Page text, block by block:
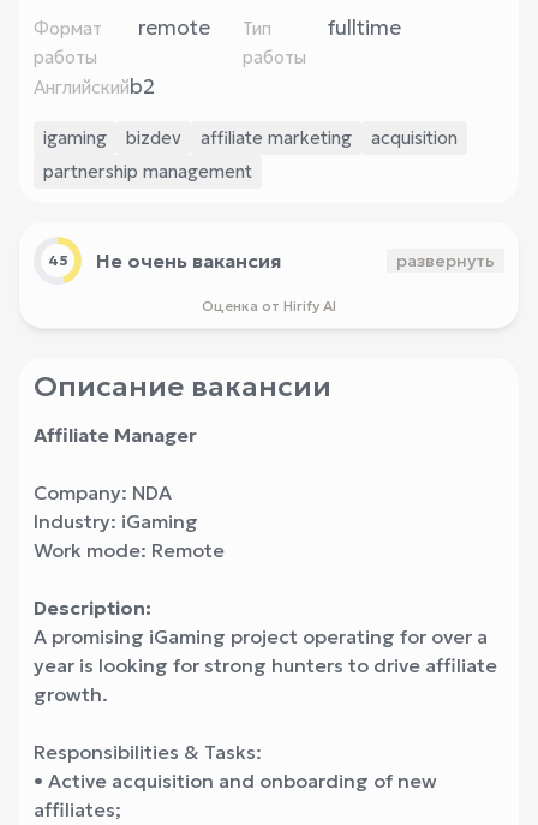
Формат
работы
remote
Тип
работы
fulltime
Английскийb2
igaming bizdev affiliate marketing
acquisition
partnership management
45 Не очень вакансия развернуть
Оценка от Hirify AI
Описание вакансии
Affiliate Manager
Company: NDA
Industry: iGaming
Work mode: Remote
Description:
A promising iGaming project operating for over a
year is looking for strong hunters to drive affiliate
growth.
Responsibilities & Tasks:
• Active acquisition and onboarding of new
affiliates;